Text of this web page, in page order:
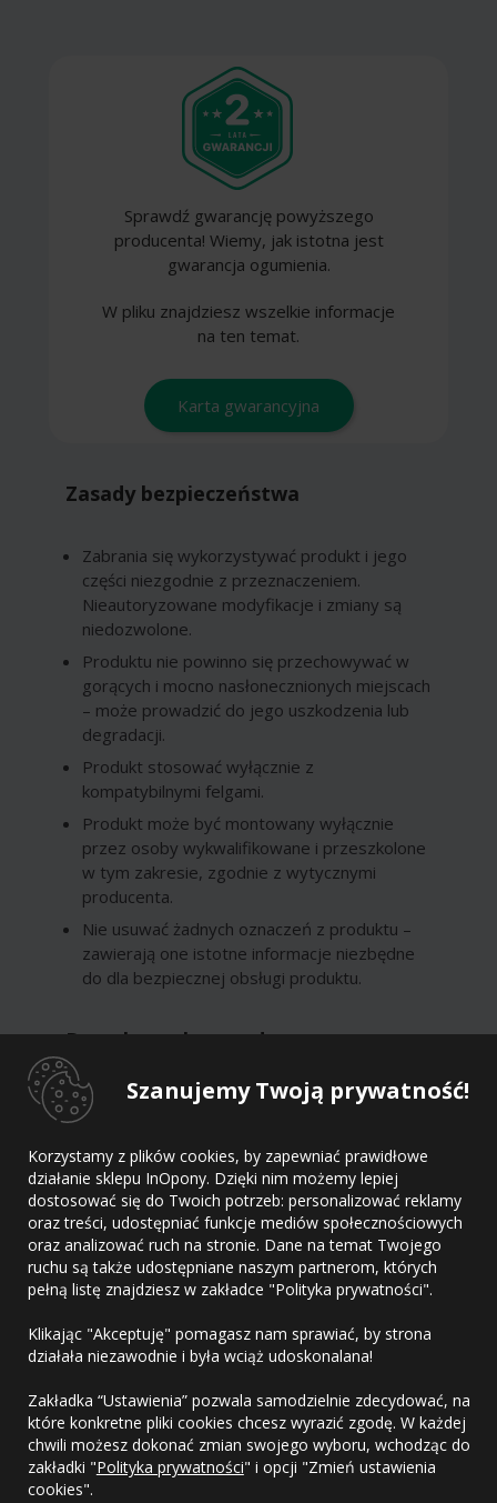
Szanujemy Twoją prywatność!
Korzystamy z plików cookies, by zapewniać prawidłowe
działanie sklepu InOpony. Dzięki nim możemy lepiej
dostosować się do Twoich potrzeb: personalizować reklamy
oraz treści, udostępniać funkcje mediów społecznościowych
oraz analizować ruch na stronie. Dane na temat Twojego
ruchu są także udostępniane naszym partnerom, których
pełną listę znajdziesz w zakładce "Polityka prywatności".
Klikając "Akceptuję" pomagasz nam sprawiać, by strona
działała niezawodnie i była wciąż udoskonalana!
Zakładka “Ustawienia” pozwala samodzielnie zdecydować, na
które konkretne pliki cookies chcesz wyrazić zgodę. W każdej
chwili możesz dokonać zmian swojego wyboru, wchodząc do
zakładki "Polityka prywatności" i opcji "Zmień ustawienia
cookies".
Sprawdź gwarancję powyższego
producenta! Wiemy, jak istotna jest
gwarancja ogumienia.
W pliku znajdziesz wszelkie informacje
na ten temat.
Karta gwarancyjna
Zasady bezpieczeństwa
Zabrania się wykorzystywać produkt i jego
części niezgodnie z przeznaczeniem.
Nieautoryzowane modyfikacje i zmiany są
niedozwolone.
Produktu nie powinno się przechowywać w
gorących i mocno nasłonecznionych miejscach
– może prowadzić do jego uszkodzenia lub
degradacji.
Produkt stosować wyłącznie z
kompatybilnymi felgami.
Produkt może być montowany wyłącznie
przez osoby wykwalifikowane i przeszkolone
w tym zakresie, zgodnie z wytycznymi
producenta.
Nie usuwać żadnych oznaczeń z produktu –
zawierają one istotne informacje niezbędne
do dla bezpiecznej obsługi produktu.
Dane kontaktowe dostawcy
Dostawca
Adres
E-mail
Telefon
Regulamin
Polityka prywatności